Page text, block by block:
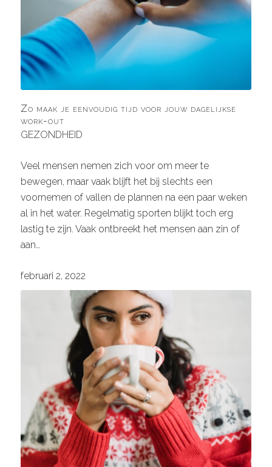
Zo maak je eenvoudig tijd voor jouw dagelijkse
work-out
GEZONDHEID
Veel mensen nemen zich voor om meer te
bewegen, maar vaak blijft het bij slechts een
voornemen of vallen de plannen na een paar weken
al in het water. Regelmatig sporten blijkt toch erg
lastig te zijn. Vaak ontbreekt het mensen aan zin of
aan…
februari 2, 2022